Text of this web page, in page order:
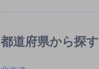
都道府県から探す